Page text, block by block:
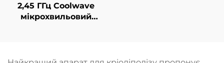
2,45 ГГц Coolwave
мікрохвильовий
підтягування та